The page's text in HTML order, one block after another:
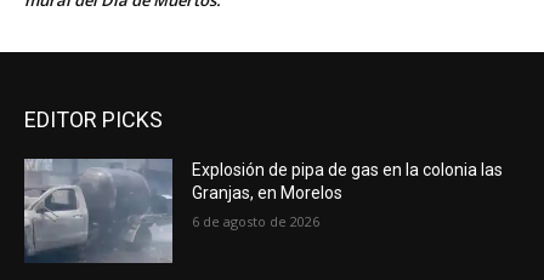
EDITOR PICKS
Explosión de pipa de gas en la colonia las
Granjas, en Morelos
6 de agosto de 2026